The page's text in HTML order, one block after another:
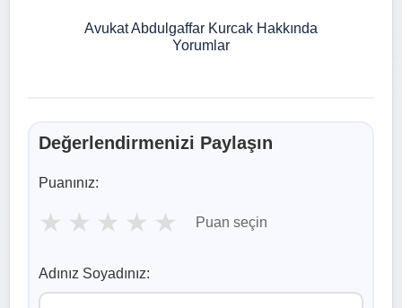
Avukat Abdulgaffar Kurcak Hakkında
Yorumlar
Değerlendirmenizi Paylaşın
Puanınız:
★ ★ ★ ★ ★ Puan seçin
Adınız Soyadınız: